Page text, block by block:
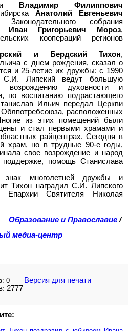
Владимир Филиппович
Анатолий Евгеньевич
собрания
Иван Григорьевич Мороз,
коопераций регионов
и Бердский Тихон,
с днем рождения, сказал о
и 25-летие их дружбы: с 1990
Липский ведут большую
возрождению духовности и
по воспитанию подрастающего
Ильич передал Церкви
расположенных
из этих помещений были
и стал первыми храмами и
райцентрах. Сегодня в
храм, но в трудные 90-е годы,
свое возрождение и народ
помощь Станислава
многолетней дружбы и
Тихон наградил С.И. Липского
Епархии Святителя Николая
Образование и Православие /
медиа-центр
0
Версия для печати
2777